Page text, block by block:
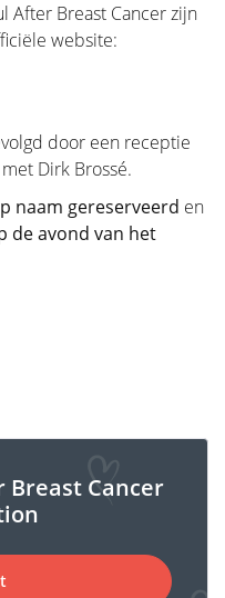
After Breast Cancer zijn
website:
door een receptie
Dirk Brossé.
naam gereserveerd en
de avond van het
Cancer